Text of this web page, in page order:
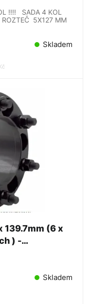
!!!! SADA 4 KOL
5X127 MM
Skladem
) -
Skladem